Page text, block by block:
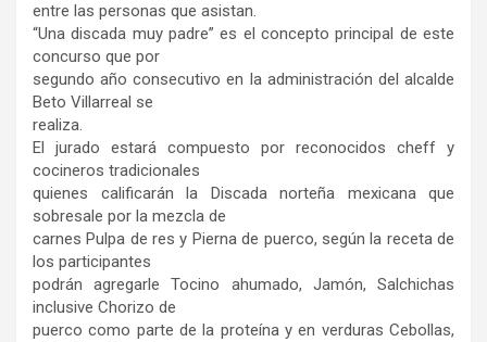
entre las personas que asistan.
“Una discada muy padre” es el concepto principal de este
concurso que por
segundo año consecutivo en la administración del alcalde
Beto Villarreal se
realiza.
El jurado estará compuesto por reconocidos cheff y
cocineros tradicionales
quienes calificarán la Discada norteña mexicana que
sobresale por la mezcla de
carnes Pulpa de res y Pierna de puerco, según la receta de
los participantes
podrán agregarle Tocino ahumado, Jamón, Salchichas
inclusive Chorizo de
puerco como parte de la proteína y en verduras Cebollas,